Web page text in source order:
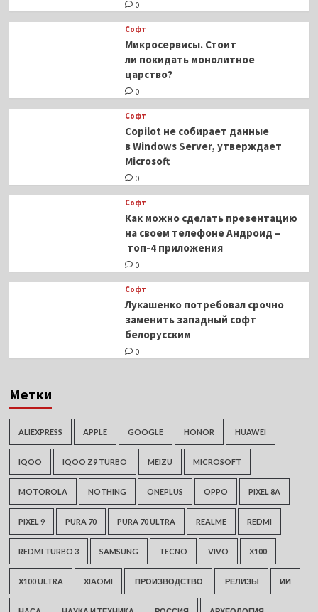
0
Софт
Микросервисы. Стоит
ли покидать монолитное
царство?
0
Софт
Copilot не собирает данные
в Windows Server, утверждает
Microsoft
0
Софт
Как можно сделать презентацию
на своем телефоне Андроид –
топ-4 приложения
0
Софт
Лукашенко потребовал срочно
заменить западный софт
белорусским
0
Метки
ALIEXPRESS APPLE GOOGLE HONOR HUAWEI
IQOO IQOO Z9 TURBO MEIZU MICROSOFT
MOTOROLA NOTHING ONEPLUS OPPO PIXEL 8A
PIXEL 9 PURA 70 PURA 70 ULTRA REALME REDMI
REDMI TURBO 3 SAMSUNG TECNO VIVO X100
X100 ULTRA XIAOMI ПРОИЗВОДСТВО РЕЛИЗЫ ИИ